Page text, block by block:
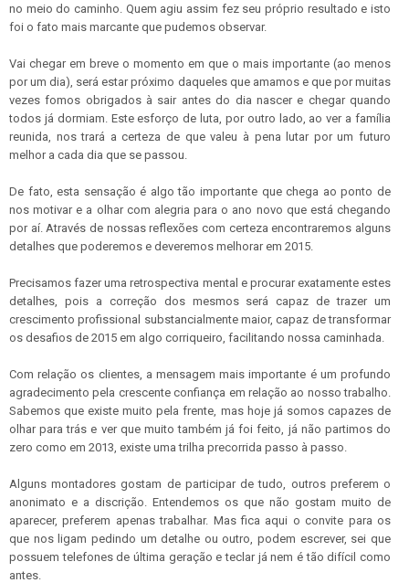
no meio do caminho. Quem agiu assim fez seu próprio resultado e isto
foi o fato mais marcante que pudemos observar.
Vai chegar em breve o momento em que o mais importante (ao menos
por um dia), será estar próximo daqueles que amamos e que por muitas
vezes fomos obrigados à sair antes do dia nascer e chegar quando
todos já dormiam. Este esforço de luta, por outro lado, ao ver a família
reunida, nos trará a certeza de que valeu à pena lutar por um futuro
melhor a cada dia que se passou.
De fato, esta sensação é algo tão importante que chega ao ponto de
nos motivar e a olhar com alegria para o ano novo que está chegando
por aí. Através de nossas reflexões com certeza encontraremos alguns
detalhes que poderemos e deveremos melhorar em 2015.
Precisamos fazer uma retrospectiva mental e procurar exatamente estes
detalhes, pois a correção dos mesmos será capaz de trazer um
crescimento profissional substancialmente maior, capaz de transformar
os desafios de 2015 em algo corriqueiro, facilitando nossa caminhada.
Com relação os clientes, a mensagem mais importante é um profundo
agradecimento pela crescente confiança em relação ao nosso trabalho.
Sabemos que existe muito pela frente, mas hoje já somos capazes de
olhar para trás e ver que muito também já foi feito, já não partimos do
zero como em 2013, existe uma trilha precorrida passo à passo.
Alguns montadores gostam de participar de tudo, outros preferem o
anonimato e a discrição. Entendemos os que não gostam muito de
aparecer, preferem apenas trabalhar. Mas fica aqui o convite para os
que nos ligam pedindo um detalhe ou outro, podem escrever, sei que
possuem telefones de última geração e teclar já nem é tão difícil como
antes.